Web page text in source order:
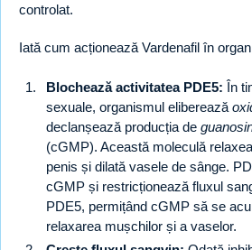
controlat.
Iată cum acționează Vardenafil în
Blochează activitatea PDE5: În
sexuale, organismul eliberează
declanșează producția de
(cGMP). Această moleculă
penis și dilată vasele de sânge.
cGMP și restricționează fluxul
PDE5, permițând cGMP să se
relaxarea mușchilor și a vaselor.